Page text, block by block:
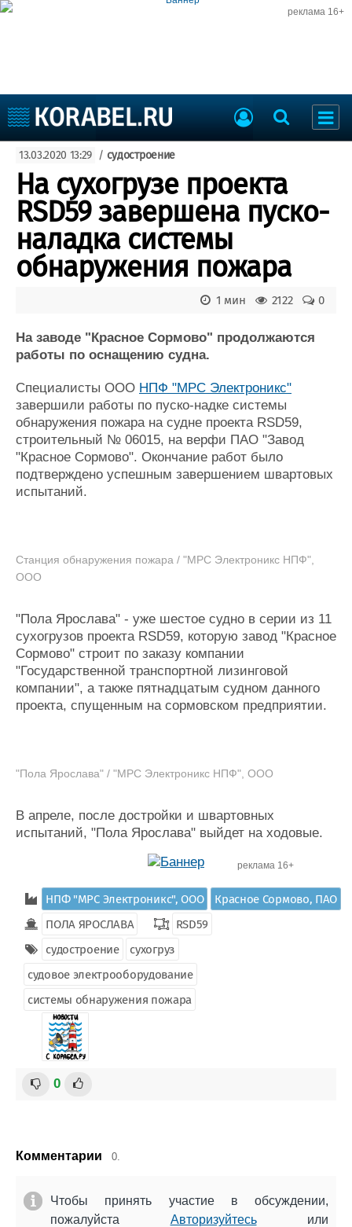
реклама 16+
Судоходство
Судоремонт
События
Пресс-релизы
Порты
ВМФ
Образование
Яхты и катера
Еще
Пульс
Новости
Репутация
Работа
Крюинг
Журнал
Реклама
Доска объявлений
Продажа флота
Изделия
Материалы
Услуги
Словарь
13.03.2020 13:29 / судостроение
На сухогрузе проекта
RSD59 завершена пуско-
наладка системы
обнаружения пожара
0
2122
1 мин
На заводе "Красное Сормово" продолжаются
работы по оснащению судна.
Специалисты ООО НПФ "МРС Электроникс"
завершили работы по пуско-надке системы
обнаружения пожара на судне проекта RSD59,
строительный № 06015, на верфи ПАО "Завод
"Красное Сормово". Окончание работ было
подтверждено успешным завершением швартовых
испытаний.
Станция обнаружения пожара / "МРС Электроникс НПФ",
ООО
"Пола Ярослава" - уже шестое судно в серии из 11
сухогрузов проекта RSD59, которую завод "Красное
Сормово" строит по заказу компании
"Государственной транспортной лизинговой
компании", а также пятнадцатым судном данного
проекта, спущенным на сормовском предприятии.
"Пола Ярослава" / "МРС Электроникс НПФ", ООО
В апреле, после достройки и швартовных
испытаний, "Пола Ярослава" выйдет на ходовые.
реклама 16+
НПФ "МРС Электроникс", ООО
Красное Сормово, ПАО
ПОЛА ЯРОСЛАВА
RSD59
судостроение
сухогруз
судовое электрооборудование
системы обнаружения пожара
0
Комментарии 0.
Чтобы принять участие в обсуждении,
пожалуйста Авторизуйтесьили